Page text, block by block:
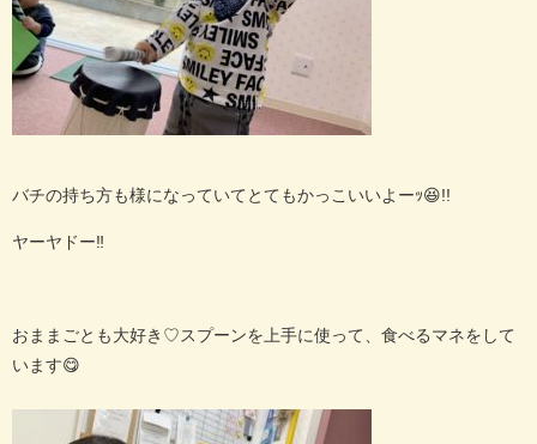
バチの持ち方も様になっていてとてもかっこいいよーｯ😆!!
ヤーヤドー‼️
おままごとも大好き ♡スプーンを上手に使って、食べるマネをして
います😋